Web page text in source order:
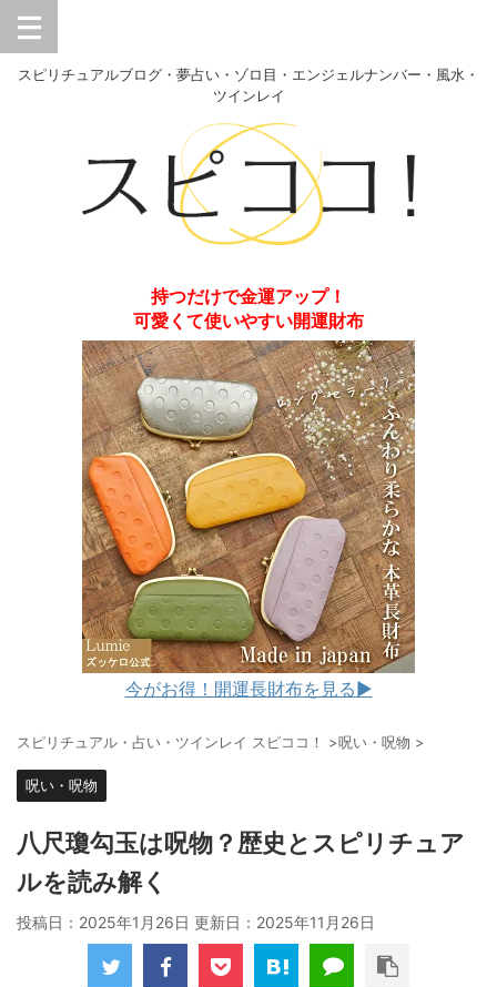
スピリチュアルブログ・夢占い・ゾロ目・エンジェルナンバー・風水・
ツインレイ
持つだけで金運アップ！
可愛くて使いやすい開運財布
今がお得！開運長財布を見る▶︎
スピリチュアル・占い・ツインレイ スピココ！ >呪い・呪物 >
呪い・呪物
八尺瓊勾玉は呪物？歴史とスピリチュア
ルを読み解く
投稿日：2025年1月26日 更新日： 2025年11月26日